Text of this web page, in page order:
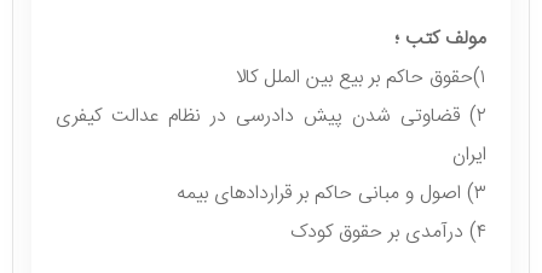
مولف کتب ؛
۱)حقوق حاکم بر بیع بین الملل کالا
۲) قضاوتی شدن پیش دادرسی در نظام عدالت کیفری
ایران
۳) اصول و مبانی حاکم بر قراردادهای بیمه
۴) درآمدی بر حقوق کودک